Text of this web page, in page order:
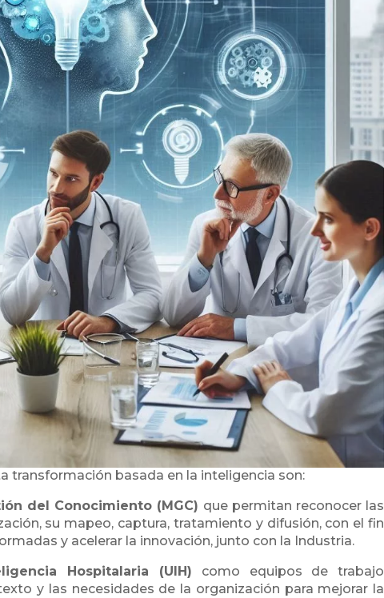
transformación basada en la inteligencia son:
del Conocimiento (MGC) que permitan reconocer las
su mapeo, captura, tratamiento y difusión, con el fin
y acelerar la innovación, junto con la Industria.
Hospitalaria (UIH) como equipos de trabajo
y las necesidades de la organización para mejorar la